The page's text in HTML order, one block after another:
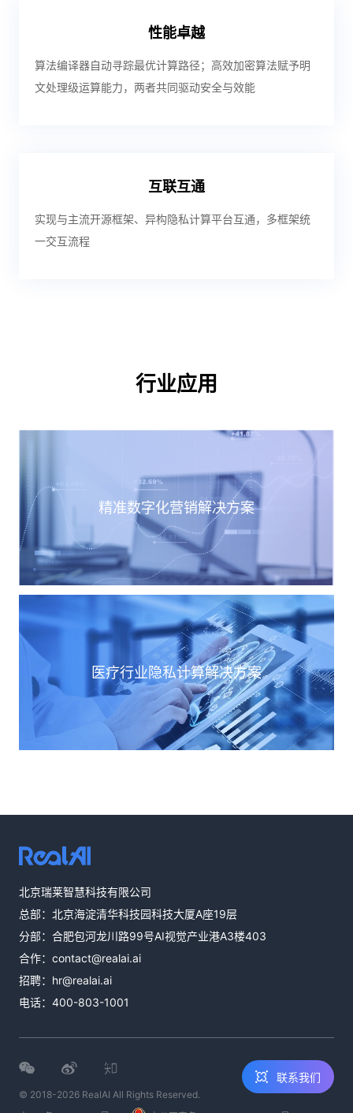
性能卓越
算法编译器自动寻踪最优计算路径；高效加密算法赋予明
文处理级运算能力，两者共同驱动安全与效能
互联互通
实现与主流开源框架、异构隐私计算平台互通，多框架统
一交互流程
行业应用
精准数字化营销解决方案
医疗行业隐私计算解决方案
北京瑞莱智慧科技有限公司
总部：北京海淀清华科技园科技大厦A座19层
分部：合肥包河龙川路99号AI视觉产业港A3楼403
合作： contact@realai.ai
招聘： hr@realai.ai
电话： 400-803-1001
© 2018-2026 RealAI All Rights Reserved.
联系我们
邮件咨询
contact@realai.ai